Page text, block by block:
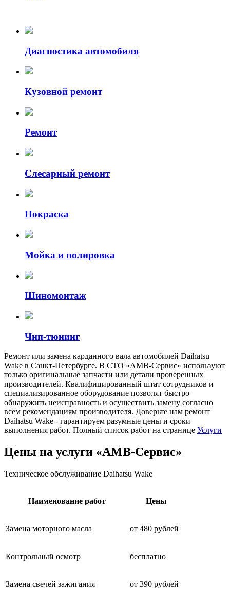
Диагностика автомобиля
Кузовной ремонт
Ремонт
Слесарный ремонт
Покраска
Мойка и полировка
Шиномонтаж
Чип-тюнинг
Ремонт или замена карданного вала автомобилей Daihatsu
Wake в Санкт-Петербурге. В СТО «АМВ-Сервис» используют
только оригинальные запчасти или детали проверенных
производителей. Квалифицированный штат сотрудников и
специализированное оборудование позволят быстро
обнаружить неисправность и осуществить замену согласно
всем рекомендациям производителя. Доверьте нам ремонт
Daihatsu Wake - гарантируем разумные цены и сроки
выполнения работ. Полный список работ на странице Услуги
Цены на услуги «АМВ-Сервис»
Техническое обслуживание Daihatsu Wake
Наименование работ Цены
Замена моторного масла от 480 рублей
Контрольный осмотр бесплатно
Замена свечей зажигания от 390 рублей